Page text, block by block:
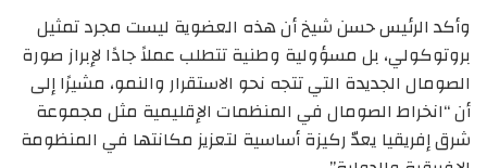
وأكد الرئيس حسن شيخ أن هذه العضوية ليست مجرد تمثيل
بروتوكولي، بل مسؤولية وطنية تتطلب عملاً جادًا لإبراز صورة
الصومال الجديدة التي تتجه نحو الاستقرار والنمو، مشيرًا إلى
أن “انخراط الصومال في المنظمات الإقليمية مثل مجموعة
شرق إفريقيا يعدّ ركيزة أساسية لتعزيز مكانتها في المنظومة